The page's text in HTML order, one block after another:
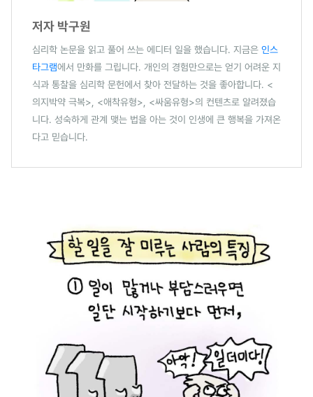
저자 박구원
심리학 논문을 읽고 풀어 쓰는 에디터 일을 했습니다. 지금은 인스
타그램에서 만화를 그립니다. 개인의 경험만으로는 얻기 어려운 지
식과 통찰을 심리학 문헌에서 찾아 전달하는 것을 좋아합니다. <
의지박약 극복>, <애착유형>, <싸움유형>의 컨텐츠로 알려졌습
니다. 성숙하게 관계 맺는 법을 아는 것이 인생에 큰 행복을 가져온
다고 믿습니다.